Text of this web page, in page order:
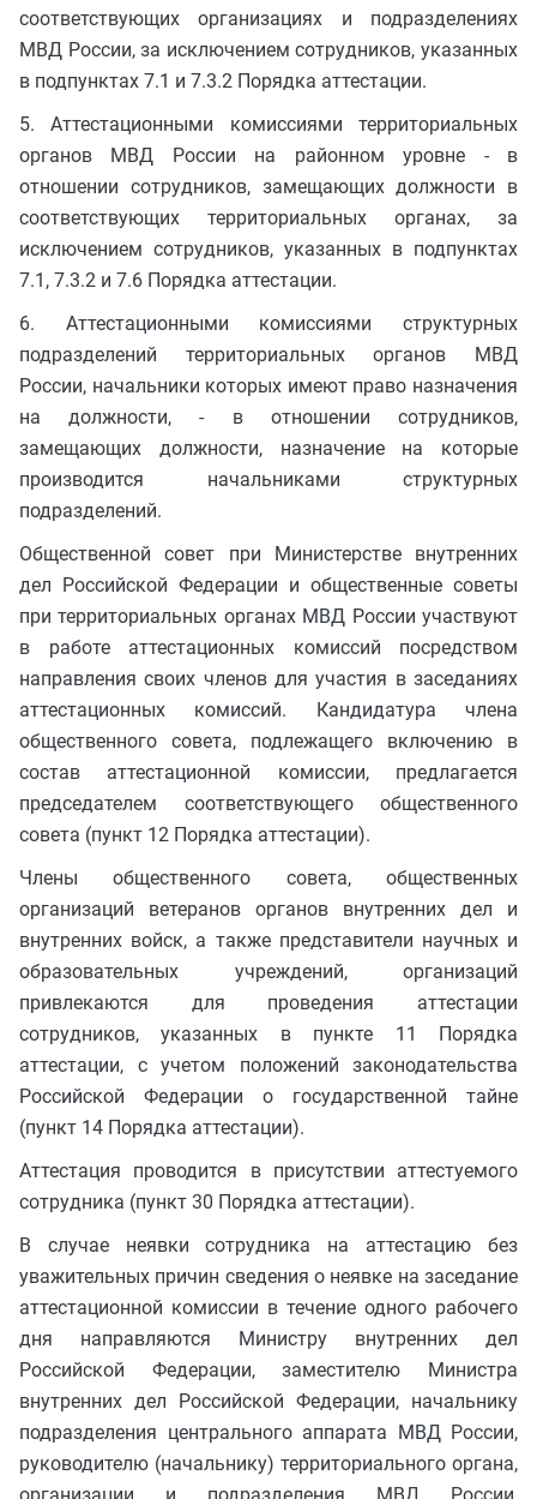
соответствующих организациях и подразделениях
МВД России, за исключением сотрудников, указанных
в подпунктах 7.1 и 7.3.2 Порядка аттестации.
5. Аттестационными комиссиями территориальных
органов МВД России на районном уровне - в
отношении сотрудников, замещающих должности в
соответствующих территориальных органах, за
исключением сотрудников, указанных в подпунктах
7.1, 7.3.2 и 7.6 Порядка аттестации.
6. Аттестационными комиссиями структурных
подразделений территориальных органов МВД
России, начальники которых имеют право назначения
на должности, - в отношении сотрудников,
замещающих должности, назначение на которые
производится начальниками структурных
подразделений.
Общественной совет при Министерстве внутренних
дел Российской Федерации и общественные советы
при территориальных органах МВД России участвуют
в работе аттестационных комиссий посредством
направления своих членов для участия в заседаниях
аттестационных комиссий. Кандидатура члена
общественного совета, подлежащего включению в
состав аттестационной комиссии, предлагается
председателем соответствующего общественного
совета (пункт 12 Порядка аттестации).
Члены общественного совета, общественных
организаций ветеранов органов внутренних дел и
внутренних войск, а также представители научных и
образовательных учреждений, организаций
привлекаются для проведения аттестации
сотрудников, указанных в пункте 11 Порядка
аттестации, с учетом положений законодательства
Российской Федерации о государственной тайне
(пункт 14 Порядка аттестации).
Аттестация проводится в присутствии аттестуемого
сотрудника (пункт 30 Порядка аттестации).
В случае неявки сотрудника на аттестацию без
уважительных причин сведения о неявке на заседание
аттестационной комиссии в течение одного рабочего
дня направляются Министру внутренних дел
Российской Федерации, заместителю Министра
внутренних дел Российской Федерации, начальнику
подразделения центрального аппарата МВД России,
руководителю (начальнику) территориального органа,